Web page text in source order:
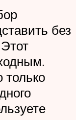
без